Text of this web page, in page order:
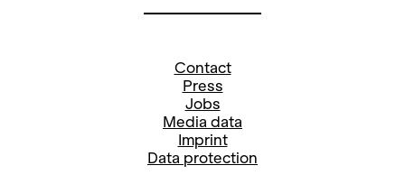
Contact
Press
Jobs
Media data
Imprint
Data protection